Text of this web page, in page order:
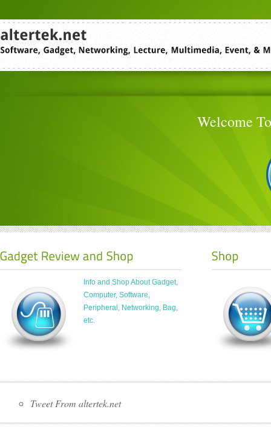
Welcome
Info and Shop About Gadget,
Computer, Software,
Peripheral, Networking, Bag,
etc.
Tweet From altertek.net